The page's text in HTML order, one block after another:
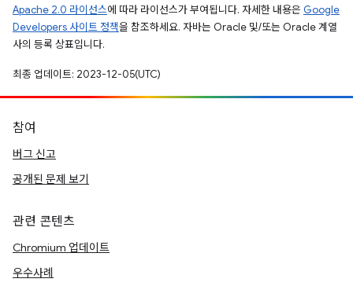
Apache 2.0 라이선스에 따라 라이선스가 부여됩니다. 자세한 내용은 Google
Developers 사이트 정책을 참조하세요. 자바는 Oracle 및/또는 Oracle 계열
사의 등록 상표입니다.
최종 업데이트: 2023-12-05(UTC)
참여
버그 신고
공개된 문제 보기
관련 콘텐츠
Chromium 업데이트
우수사례